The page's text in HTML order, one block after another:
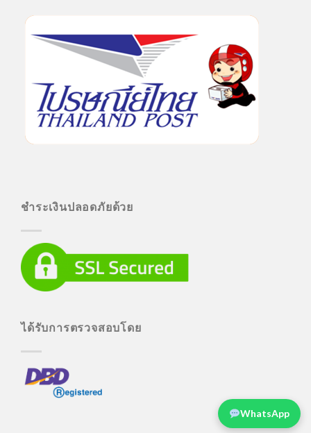
ชำระเงินปลอดภัยด้วย
ได้รับการตรวจสอบโดย
WhatsApp